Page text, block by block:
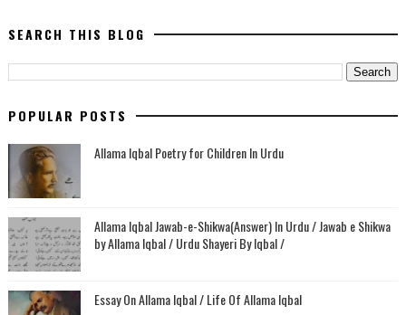
SEARCH THIS BLOG
POPULAR POSTS
Allama Iqbal Poetry for Children In Urdu
Allama Iqbal Jawab-e-Shikwa(Answer) In Urdu / Jawab e Shikwa
by Allama Iqbal / Urdu Shayeri By Iqbal /
Essay On Allama Iqbal / Life Of Allama Iqbal